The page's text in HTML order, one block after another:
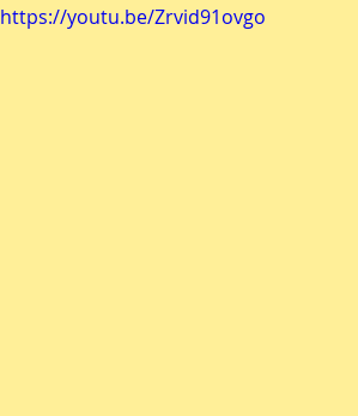
https://youtu.be/Zrvid91ovgo